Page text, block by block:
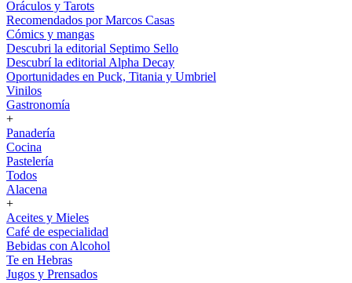
Oráculos y Tarots
Recomendados por Marcos Casas
Cómics y mangas
Descubri la editorial Septimo Sello
Descubrí la editorial Alpha Decay
Oportunidades en Puck, Titania y Umbriel
Vinilos
Gastronomía
+
Panadería
Cocina
Pastelería
Todos
Alacena
+
Aceites y Mieles
Café de especialidad
Bebidas con Alcohol
Te en Hebras
Jugos y Prensados